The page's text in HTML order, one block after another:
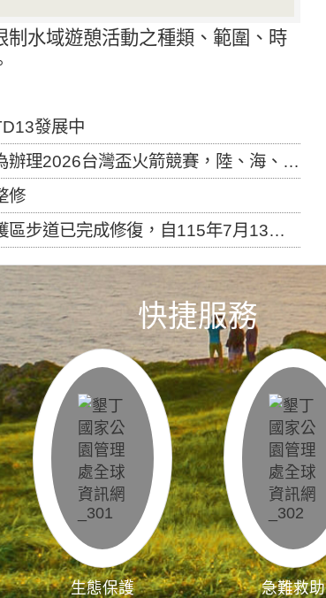
水域遊憩活動之種類、範圍、時
發展中
盃火箭競賽，陸、海、空域警戒及協調相關事宜，因颱風備案事宜
修
，自115年7月13日（星期一）起恢復開放入園，歡迎民眾依規定申請入園....
快捷服務
生態保護 急難救助